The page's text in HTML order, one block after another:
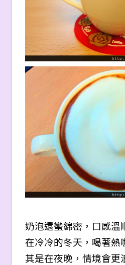
奶泡還蠻綿密，口感溫
在冷冷的冬天，喝著
其是在夜晚，情境會更